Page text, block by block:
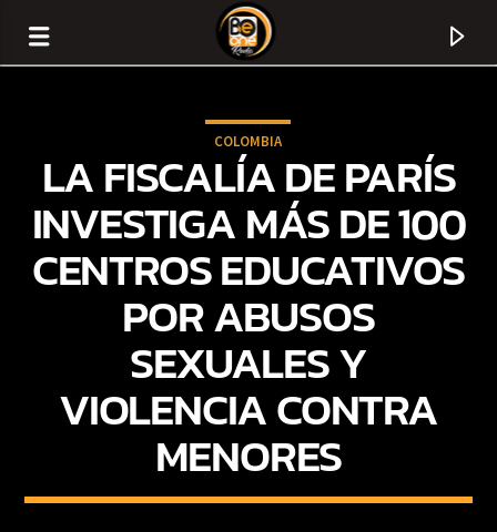
CURRENT TRACK
COLOMBIA
LA FISCALÍA DE PARÍS
INVESTIGA MÁS DE 100
CENTROS EDUCATIVOS
POR ABUSOS
SEXUALES Y
VIOLENCIA CONTRA
MENORES